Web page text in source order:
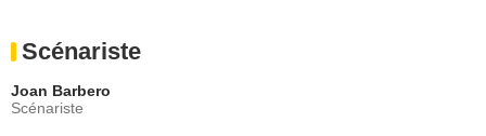
Scénariste
Joan Barbero
Scénariste